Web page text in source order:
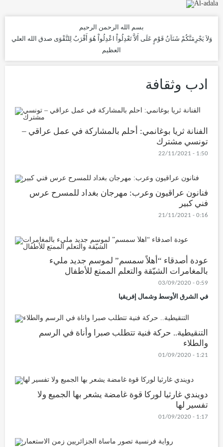
بسم الله الرحمن الرحيم
وَلاَ يَجْرِمَنَّكُمْ شَنَآنُ قَوْمٍ عَلَى أَلاَّ تَعْدِلُواْ اعْدِلُواْ هُوَ أَقْرَبُ لِلتَّقْوَى صدق الله العلي
العظيم
ادب وثقافة
الفنانة ثريا بوغانمي: أحلم بالمشاركة في عمل عراقي –
تونسي مشترك
1:50 - 22/11/2021
فنانون عراقيون وعرب: مهرجان بغداد للمسرح عرس
فني كبير
0:16 - 21/11/2021
عودة أصدقاء “أهلاً سمسم” لموسم جديد مليء
بالمغامرات الشيّقة والتعلم الممتع للأطفال
0:59 - 03/09/2020
في الشرق الأوسط وشمال إفريقيا
التنقيطية.. حركة فنية تتطلب صبرا وأناة في الرسم
والطلاء
1:21 - 01/09/2020
دويندي غارثيا لوركا قوة غامضة يشعر بها الجميع ولا
تفسير لها
1:17 - 01/09/2020